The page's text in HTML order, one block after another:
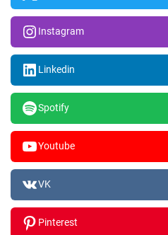
Instagram
Linkedin
Spotify
Youtube
VK
Pinterest